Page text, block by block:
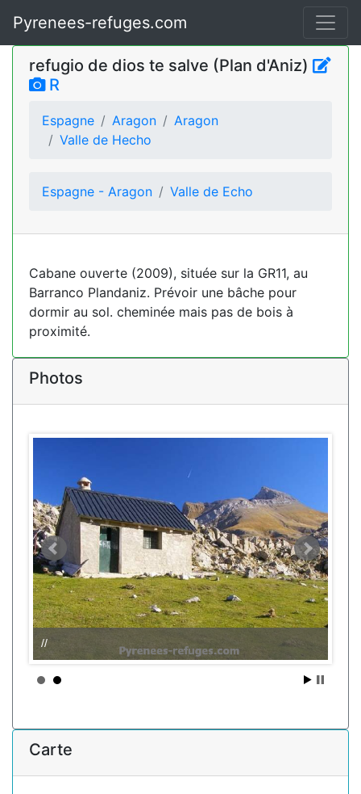
Pyrenees-refuges.com
refugio de dios te salve (Plan d'Aniz)
R
Espagne Aragon
Aragon
Valle de Hecho
Espagne - Aragon Valle de Echo
Cabane ouverte (2009), située sur la GR11, au
Barranco Plandaniz. Prévoir une bâche pour
dormir au sol. cheminée mais pas de bois à
proximité.
Photos
//
Carte